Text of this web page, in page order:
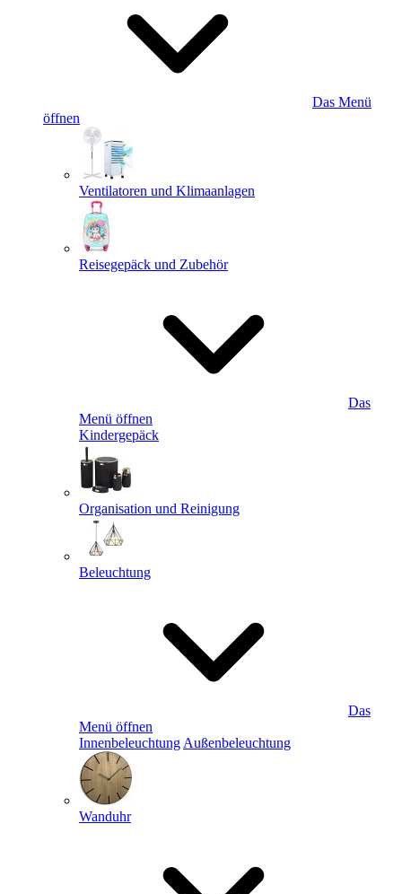
Das Menü
öffnen
Ventilatoren und Klimaanlagen
Reisegepäck und Zubehör
Das
Menü öffnen
Kindergepäck
Organisation und Reinigung
Beleuchtung
Das
Menü öffnen
Innenbeleuchtung Außenbeleuchtung
Wanduhr